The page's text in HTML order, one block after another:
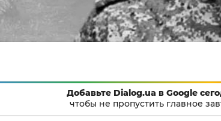
Добавьте Dialog.ua в Google
чтобы не пропустить главное